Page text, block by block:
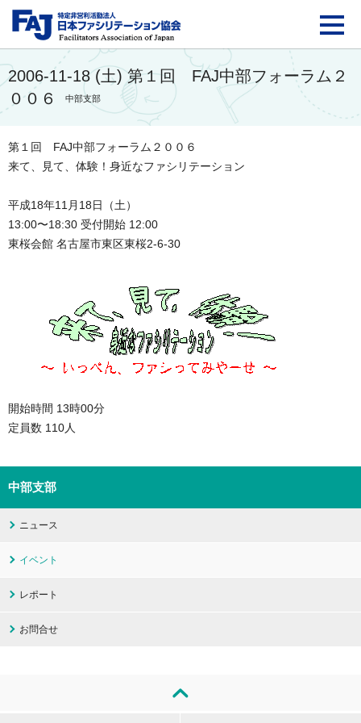
FAJ：特定非営利活動
2006-11-18 (土) 第１回 FAJ中部フォーラム２
００６
中部支部
第１回 FAJ中部フォーラム２００６
来て、見て、体験！身近なファシリテーション
平成18年11月18日（土）
13:00〜18:30 受付開始 12:00
東桜会館 名古屋市東区東桜2-6-30
開始時間 13時00分
定員数 110人
中部支部
ニュース
イベント
レポート
お問合せ